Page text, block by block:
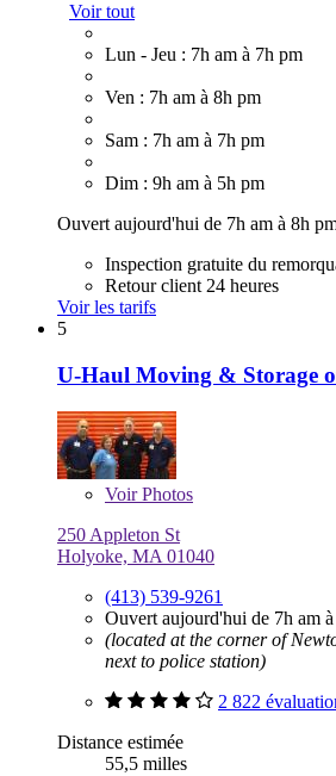
Voir tout
Lun - Jeu : 7h am à 7h pm
Ven : 7h am à 8h pm
Sam : 7h am à 7h pm
Dim : 9h am à 5h pm
Ouvert aujourd'hui de 7h am à 8h
Inspection gratuite du
Retour client 24 heures
Voir les tarifs
5
U-Haul Moving & Storage
VoirPhotos
250 Appleton St
Holyoke, MA 01040
(413) 539-9261
Ouvert aujourd'hui de 7h am
(located at the corner of
next to police station)
2 822
Distance estimée
55,5 milles